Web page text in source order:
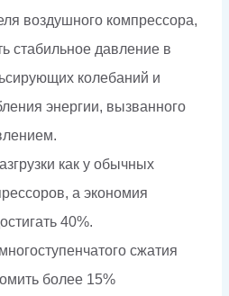
воздушного компрессора,
стабильное давление в
колебаний и
энергии, вызванного
как у обычных
а экономия
40%.
сжатия
более 15%